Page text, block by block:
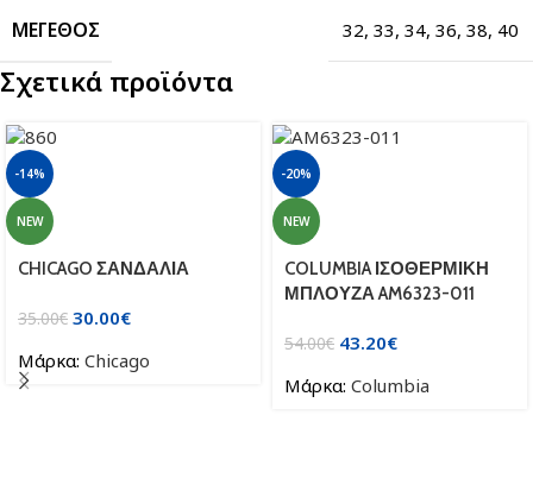
ΜΈΓΕΘΟΣ 32, 33, 34, 36, 38, 40
Σχετικά προϊόντα
-14%
NEW
CHICAGO ΣΑΝΔΑΛΙΑ
35.00€ 30.00€
Μάρκα: Chicago
-20%
NEW
COLUMBIA ΙΣΟΘΕΡΜΙΚΗ
ΜΠΛΟΥΖΑ AM6323-011
54.00€ 43.20€
Μάρκα: Columbia